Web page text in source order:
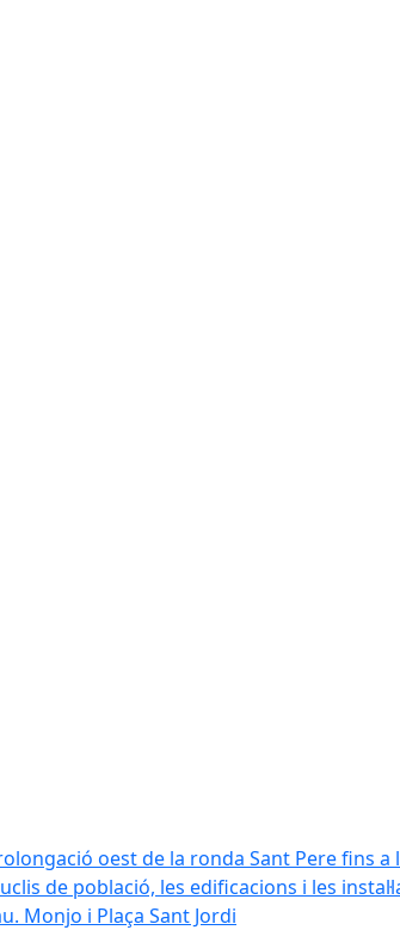
oest de la ronda Sant Pere fins a
de població, les edificacions i les
Monjo i Plaça Sant Jordi